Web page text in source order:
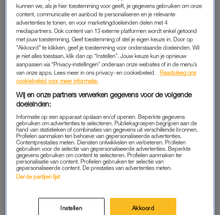
mocht verblijven.’
Daarbij vertelt ze ook voor welke andere programma’s ze
eerder is gevraagd. ‘Zo hebbenExpeditie(Robinson, red.),
Special ForcesenThe Bacheloretteook aan de bel
getrokken.’ In die programma’s zullen we haar – tot nu toe –
echter niet zien verschijnen.
Waren 2 Fantastische Dagen':
'Meer verteld dan dat ik van
plan was'
LEES OOK
Monique zei wel ja tegen het format vanHet Waren 2
kunnen we, als je hier toestemming voor geeft, je gegevens gebruiken om onze
content, communicatie en aanbod te personaliseren en je relevante
advertenties te tonen, en voor marketingdoeleinden delen met 4
mediapartners. Ook content van 13 externe platformen wordt enkel getoond
met jouw toestemming. Geef toestemming of stel je eigen keuze in. Door op
"Akkoord" te klikken, geef je toestemming voor onderstaande doeleinden. Wil
je niet alles toestaan, klik dan op “Instellen”. Jouw keuze kun je opnieuw
aanpassen via “Privacy-instellingen” onderaan onze websites of in de menu’s
van onze apps. Lees meer in ons privacy- en cookiebeleid.
Raadpleeg ons
cookiebeleid voor meer informatie.
Wij en onze partners verwerken gegevens voor de volgende
doeleinden:
Informatie op een apparaat opslaan en/of openen. Beperkte gegevens
gebruiken om advertenties te selecteren. Publieksgroepen begrijpen aan de
hand van statistieken of combinaties van gegevens uit verschillende bronnen.
Profielen aanmaken ten behoeve van gepersonaliseerde advertenties.
Contentprestaties meten. Diensten ontwikkelen en verbeteren. Profielen
gebruiken voor de selectie van gepersonaliseerde advertenties. Beperkte
gegevens gebruiken om content te selecteren. Profielen aanmaken ter
personalisatie van content. Profielen gebruiken ter selectie van
gepersonaliseerde content. De prestaties van advertenties meten.
Derde partijen lijst
Instellen Akkoord